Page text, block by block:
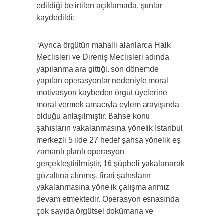
edildiği belirtilen açıklamada, şunlar
kaydedildi:
“Ayrıca örgütün mahalli alanlarda Halk
Meclisleri ve Direniş Meclisleri adında
yapılanmalara gittiği, son dönemde
yapılan operasyonlar nedeniyle moral
motivasyon kaybeden örgüt üyelerine
moral vermek amacıyla eylem arayışında
olduğu anlaşılmıştır. Bahse konu
şahısların yakalanmasına yönelik İstanbul
merkezli 5 ilde 27 hedef şahsa yönelik eş
zamanlı planlı operasyon
gerçekleştirilmiştir, 16 şüpheli yakalanarak
gözaltına alınmış, firari şahısların
yakalanmasına yönelik çalışmalarımız
devam etmektedir. Operasyon esnasında
çok sayıda örgütsel dokümana ve